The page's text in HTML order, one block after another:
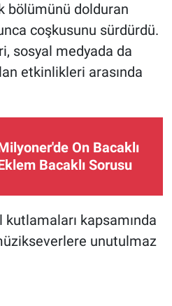
bölümünü dolduran
coşkusunu sürdürdü.
sosyal medyada da
etkinlikleri arasında
On Bacaklı
Bacaklı Sorusu
kutlamaları kapsamında
unutulmaz